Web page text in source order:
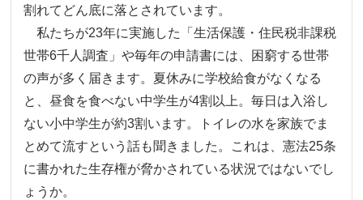
割れてどん底に落とされています。
私たちが23年に実施した「生活保護・住民税非課税
世帯6千人調査」や毎年の申請書には、困窮する世帯
の声が多く届きます。夏休みに学校給食がなくなる
と、昼食を食べない中学生が4割以上。毎日は入浴し
ない小中学生が約3割います。トイレの水を家族でま
とめて流すという話も聞きました。これは、憲法25条
に書かれた生存権が脅かされている状況ではないでし
ょうか。